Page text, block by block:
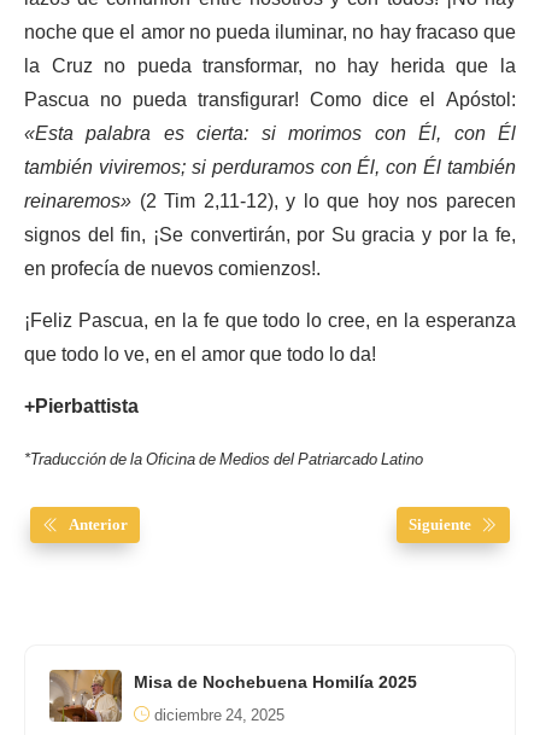
noche que el amor no pueda iluminar, no hay fracaso que
la Cruz no pueda transformar, no hay herida que la
Pascua no pueda transfigurar! Como dice el Apóstol:
«Esta palabra es cierta: si morimos con Él, con Él
también viviremos; si perduramos con Él, con Él también
reinaremos» (2 Tim 2,11-12), y lo que hoy nos parecen
signos del fin, ¡Se convertirán, por Su gracia y por la fe,
en profecía de nuevos comienzos!.
¡Feliz Pascua, en la fe que todo lo cree, en la esperanza
que todo lo ve, en el amor que todo lo da!
+Pierbattista
*Traducción de la Oficina de Medios del Patriarcado Latino
Anterior Siguiente
Misa de Nochebuena Homilía 2025
diciembre 24, 2025